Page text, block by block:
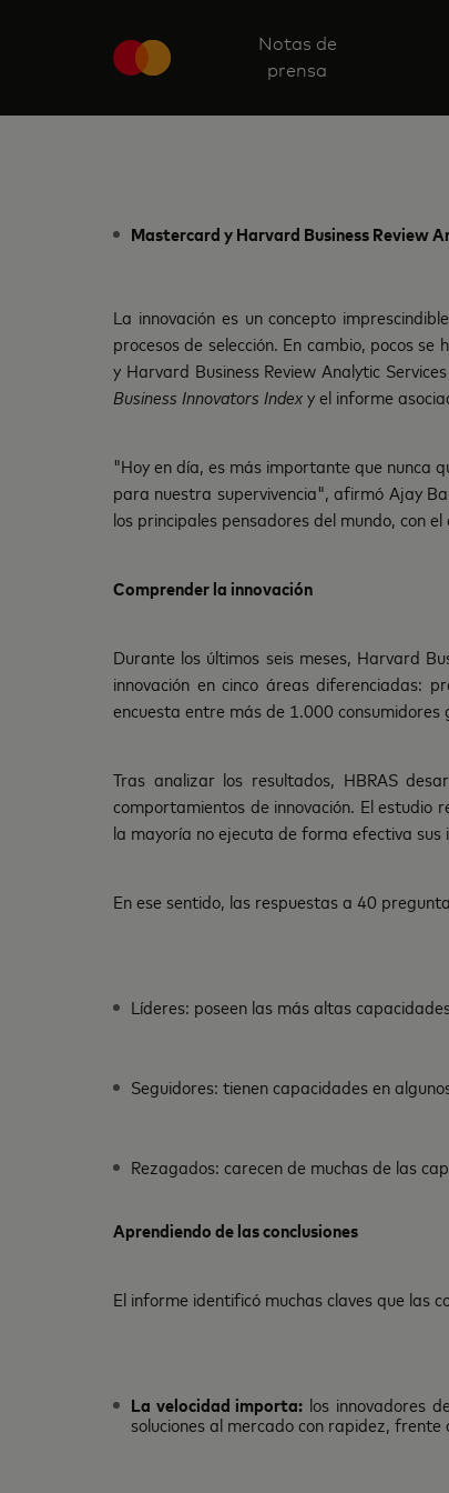
Notas de
prensa
Mastercard y Harvard Business Review
La innovación es un concepto
procesos de selección. En cambio, pocos
y Harvard Business Review Analytic
Business Innovators Indexy el informe
"Hoy en día, es más importante que nunca
para nuestra supervivencia", afirmó Ajay
los principales pensadores del mundo, con
Comprender la innovación
Durante los últimos seis meses, Harvard
innovación en cinco áreas diferenciadas:
encuesta entre más de 1.000
Tras analizar los resultados, HBRAS
comportamientos de innovación. El estudio
la mayoría no ejecuta de forma efectiva sus
En ese sentido, las respuestas a 40
Líderes: poseen las más altas
Seguidores: tienen capacidades en
Rezagados: carecen de muchas de las
Aprendiendo de las conclusiones
El informe identificó muchas claves que las
La velocidad importa: los innovadores
soluciones al mercado con rapidez,